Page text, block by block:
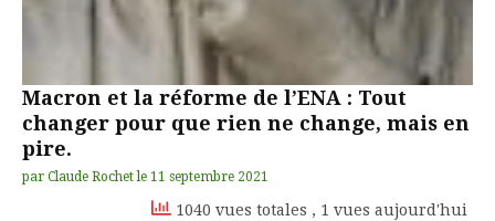
Macron et la réforme de l’ENA : Tout
changer pour que rien ne change, mais en
pire.
par Claude Rochet le 11 septembre 2021
1040 vues totales , 1 vues aujourd'hui